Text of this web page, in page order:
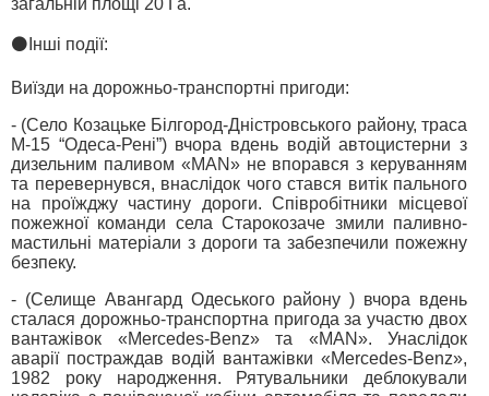
загальній площі 20 Га.
⚫️Інші події:
Виїзди на дорожньо-транспортні пригоди:
- (Село Козацьке Білгород-Дністровського району, траса
М-15 “Одеса-Рені”) вчора вдень водій автоцистерни з
дизельним паливом «МАN» не впорався з керуванням
та перевернувся, внаслідок чого стався витік пального
на проїжджу частину дороги. Співробітники місцевої
пожежної команди села Старокозаче змили паливно-
мастильні матеріали з дороги та забезпечили пожежну
безпеку.
- (Селище Авангард Одеського району ) вчора вдень
сталася дорожньо-транспортна пригода за участю двох
вантажівок «Mercedes-Benz» та «MAN». Унаслідок
аварії постраждав водій вантажівки «Mercedes-Benz»,
1982 року народження. Рятувальники деблокували